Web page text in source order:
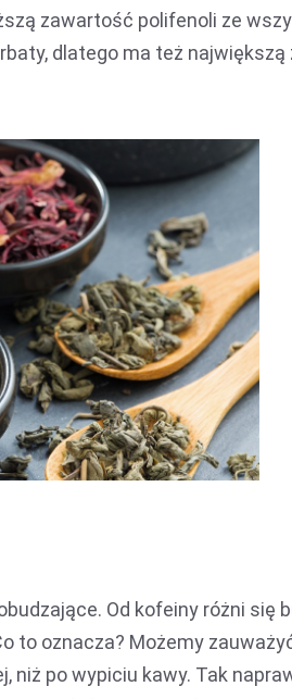
zawartość polifenoli ze
dlatego ma też
Od kofeiny różni się
to oznacza? Możemy
niż po wypiciu kawy. Tak